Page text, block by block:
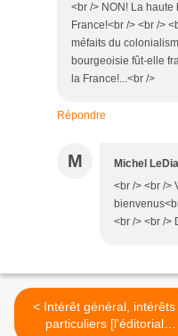
<br /> NON! La
France!<br /> <br />
méfaits du
bourgeoisie fût-elle
la France!...<br />
Répondre
M Michel
<br /> <br />
<br /> <br />
< Intérêt général, intérêts
particuliers [l'éditorial